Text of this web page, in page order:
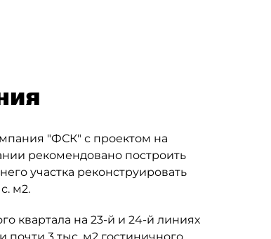
"ФСК" с проектом на
рекомендовано построить
участка реконструировать
м2.
квартала на 23-й и 24-й линиях